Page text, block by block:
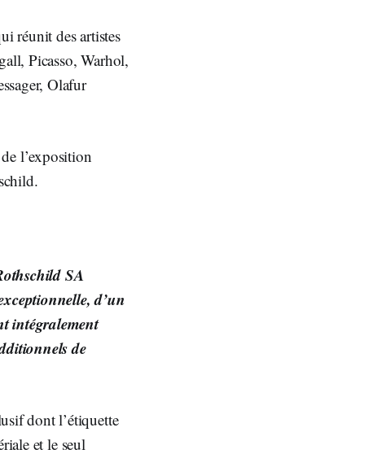
réunit des artistes
Picasso, Warhol,
Olafur
l’exposition
SA
d’un
intégralement
de
dont l’étiquette
et le seul